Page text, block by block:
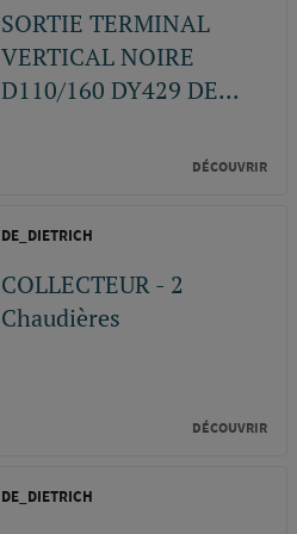
SORTIE TERMINAL
VERTICAL NOIRE
D110/160 DY429 DE...
DÉCOUVRIR
DE_DIETRICH
COLLECTEUR - 2
Chaudières
DÉCOUVRIR
DE_DIETRICH